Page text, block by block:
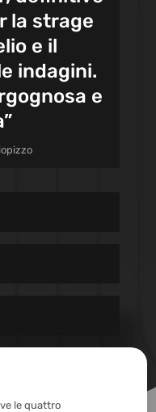
la strage
e il
indagini.
e
le quattro